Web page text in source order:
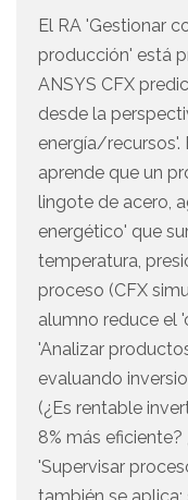
El RA 'Gestionar
producción' está
ANSYS CFX
desde la
energía/recursos'.
aprende que un
lingote de acero,
energético' que
temperatura,
proceso (CFX
alumno reduce el
'Analizar
evaluando
(¿Es rentable
8% más eficiente?
'Supervisar